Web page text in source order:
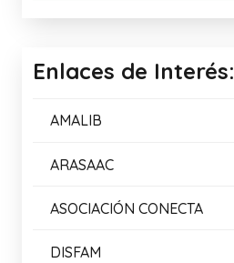
Enlaces de Interés:
AMALIB
ARASAAC
ASOCIACIÓN CONECTA
DISFAM